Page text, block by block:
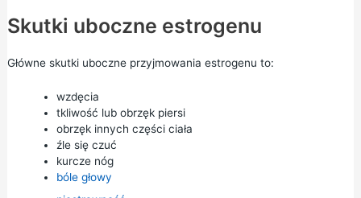
Skutki uboczne estrogenu
Główne skutki uboczne przyjmowania estrogenu to:
wzdęcia
tkliwość lub obrzęk piersi
obrzęk innych części ciała
źle się czuć
kurcze nóg
bóle głowy